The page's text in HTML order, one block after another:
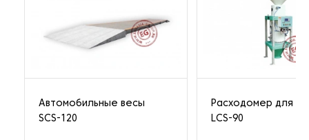
Автомобильные весы
SCS-120
Расходомер для
LCS-90